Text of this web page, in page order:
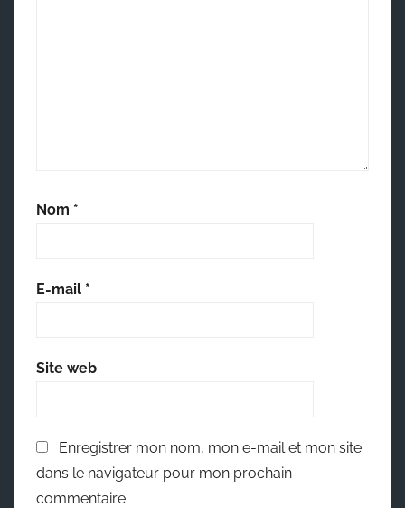
Nom *
E-mail *
Site web
Enregistrer mon nom, mon e-mail et mon site
dans le navigateur pour mon prochain
commentaire.